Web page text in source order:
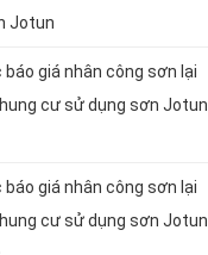
Jotun
báo giá nhân công sơn lại
cư sử dụng sơn Jotun
báo giá nhân công sơn lại
cư sử dụng sơn Jotun